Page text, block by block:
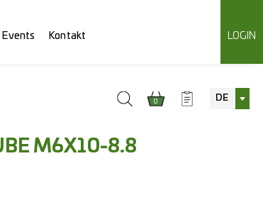
Events Kontakt LOGIN
0 DE
M6X10-8.8